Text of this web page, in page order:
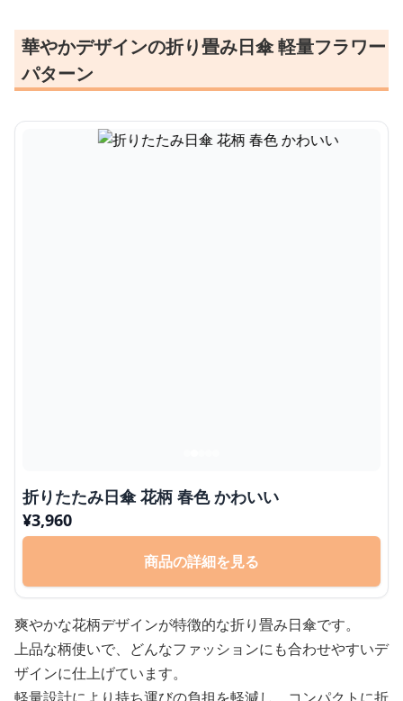
華やかデザインの折り畳み日傘 軽量フラワー
パターン
折りたたみ日傘 花柄 春色 かわいい
¥3,960
商品の詳細を見る
爽やかな花柄デザインが特徴的な折り畳み日傘です。
上品な柄使いで、どんなファッションにも合わせやすいデ
ザインに仕上げています。